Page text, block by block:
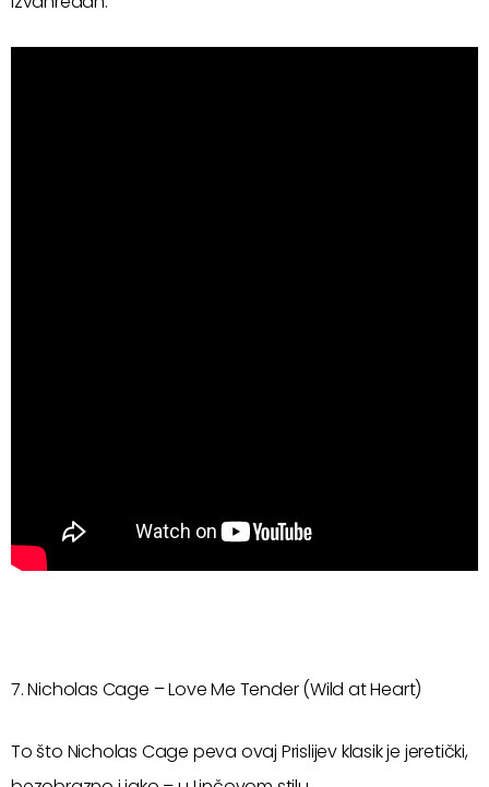
7. Nicholas Cage – Love Me Tender (Wild at Heart)
To što Nicholas Cage peva ovaj Prislijev klasik je jeretički,